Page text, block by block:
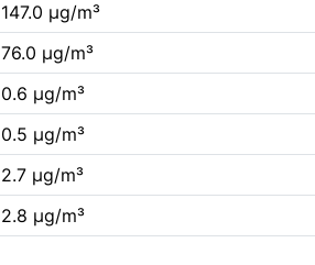
147.0 µg/m³
76.0 µg/m³
0.6 µg/m³
0.5 µg/m³
2.7 µg/m³
2.8 µg/m³